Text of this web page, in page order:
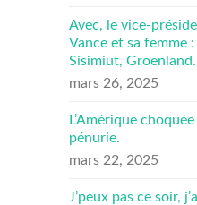
Avec, le vice-
Vance et sa femme
Sisimiut, Groenland.
mars 26, 2025
L’Amérique
pénurie.
mars 22, 2025
J’peux pas ce soir,